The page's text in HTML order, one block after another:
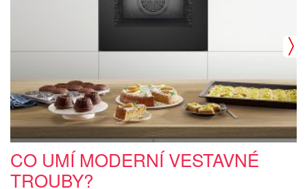
CO UMÍ MODERNÍ VESTAVNÉ
TROUBY?